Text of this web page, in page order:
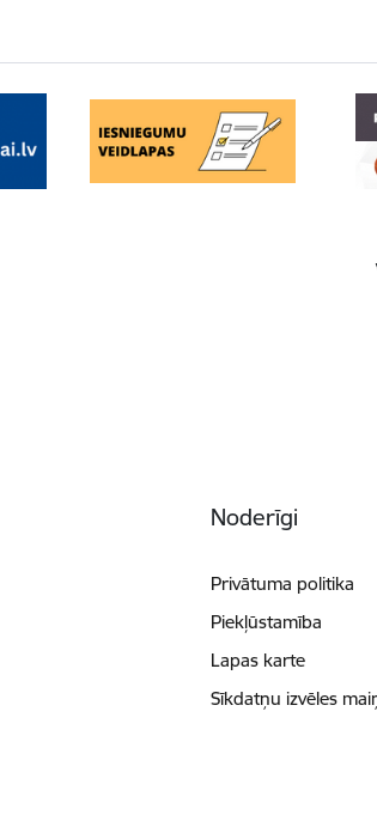
Noderīgi
Privātuma politika
Piekļūstamība
Lapas karte
Sīkdatņu izvēles